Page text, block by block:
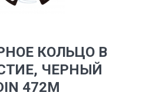
КОЛЬЦО В
ЧЕРНЫЙ
472M